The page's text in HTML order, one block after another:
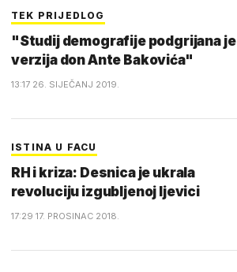
TEK PRIJEDLOG
"Studij demografije podgrijana je
verzija don Ante Bakovića"
13:17 26. SIJEČANJ 2019.
ISTINA U FACU
RH i kriza: Desnica je ukrala
revoluciju izgubljenoj ljevici
17:29 17. PROSINAC 2018.